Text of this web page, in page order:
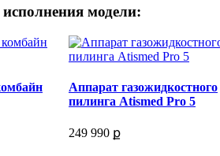
модели:
Аппарат газожидкостного
пилинга Atismed Pro 5
249 990 ք